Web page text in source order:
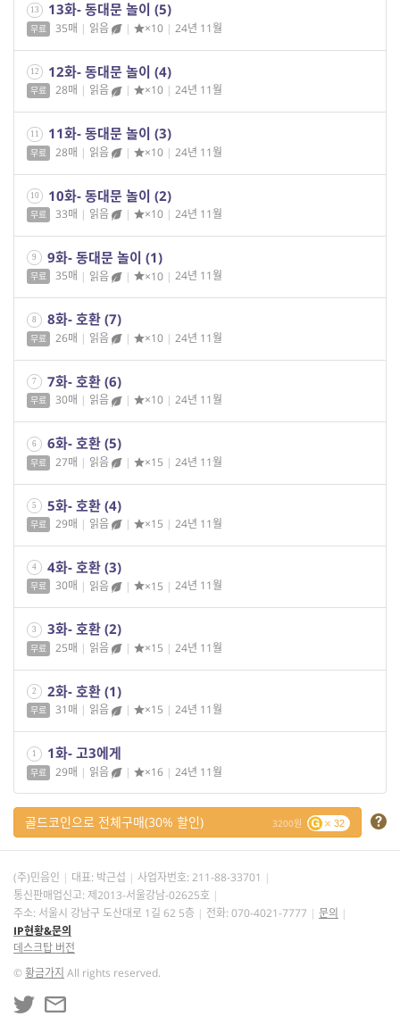
13 13화- 동대문 놀이 (5)
무료 35매 | 읽음 | ×10 | 24년 11월
12 12화- 동대문 놀이 (4)
무료 28매 | 읽음 | ×10 | 24년 11월
11 11화- 동대문 놀이 (3)
무료 28매 | 읽음 | ×10 | 24년 11월
10 10화- 동대문 놀이 (2)
무료 33매 | 읽음 | ×10 | 24년 11월
9 9화- 동대문 놀이 (1)
무료 35매 | 읽음 | ×10 | 24년 11월
8 8화- 호환 (7)
무료 26매 | 읽음 | ×10 | 24년 11월
7 7화- 호환 (6)
무료 30매 | 읽음 | ×10 | 24년 11월
6 6화- 호환 (5)
무료 27매 | 읽음 | ×15 | 24년 11월
5 5화- 호환 (4)
무료 29매 | 읽음 | ×15 | 24년 11월
4 4화- 호환 (3)
무료 30매 | 읽음 | ×15 | 24년 11월
3 3화- 호환 (2)
무료 25매 | 읽음 | ×15 | 24년 11월
2 2화- 호환 (1)
무료 31매 | 읽음 | ×15 | 24년 11월
1 1화- 고3에게
무료 29매 | 읽음 | ×16 | 24년 11월
3200 32
골드코인으로 전체구매(30% 할인)
(주)민음인 대표: 박근섭 사업자번호: 211-88-33701
통신판매업신고: 제2013-서울강남-02625호
주소: 서울시 강남구 도산대로 1길 62 5층
전화: 070-4021-7777
문의
IP현황&문의
데스크탑 버전
©황금가지 All rights reserved.